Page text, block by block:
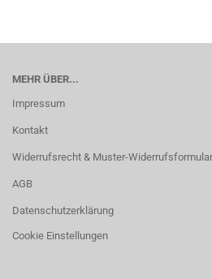
MEHR ÜBER...
Impressum
Kontakt
Widerrufsrecht & Muster-Widerrufsformular
AGB
Datenschutzerklärung
Cookie Einstellungen